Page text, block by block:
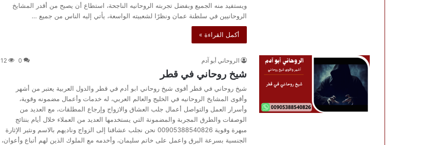
ويستفيد منه الجميع وبفضل تجربته الروحانيه الناجحة، استطاع أن يصبح من أقدر المشايخ
الروحانيين في سلطنة عمان ونظرًا لشعبيته الواسعة، يأتي إليه الناس من جميع …
أكمل القراءة »
الروحاني أبو آدم 0
12
شيخ روحاني في قطر
شيخ روحاني في قطر أقوى شيخ روحاني ابو أدم في قطر والدول العربية يعتبر من أشهر
وأقوى المشايخ الروحانيه في الخليج والعالم العربي، له خدمات وأعمال مضمونه وقوية،
وأسرار العمل والتواصل أعمال جلب العشاق والازواج وإرجاع المطلقات، مع العديد من
الوصفات والطرق المجربة والمضمونة التي يستخدمها العديد من العملاء خلال أيام بنتائج
مبهرة وقوية 00905388540826 نحن نجلب عشاقنا إلى الزواج وناديهم بالاسم ونثير الإثارة
الجنسية بسرعة البرق واعمل على خاتم سليمان، وأخدمه مع الملوك الذين لهم أتباع وأعوان،